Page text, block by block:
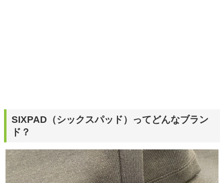
SIXPAD（シックスパッド）ってどんなブラン
ド？